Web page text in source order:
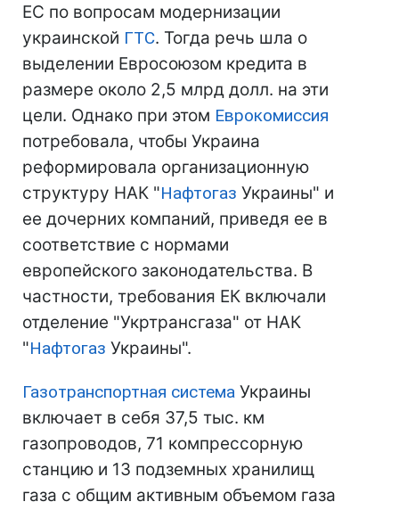
ЕС по вопросам модернизации
украинской ГТС. Тогда речь шла о
выделении Евросоюзом кредита в
размере около 2,5 млрд долл. на эти
цели. Однако при этом Еврокомиссия
потребовала, чтобы Украина
реформировала организационную
структуру НАК "Нафтогаз Украины" и
ее дочерних компаний, приведя ее в
соответствие с нормами
европейского законодательства. В
частности, требования ЕК включали
отделение "Укртрансгаза" от НАК
"Нафтогаз Украины".
Газотранспортная система Украины
включает в себя 37,5 тыс. км
газопроводов, 71 компрессорную
станцию и 13 подземных хранилищ
газа с общим активным объемом газа